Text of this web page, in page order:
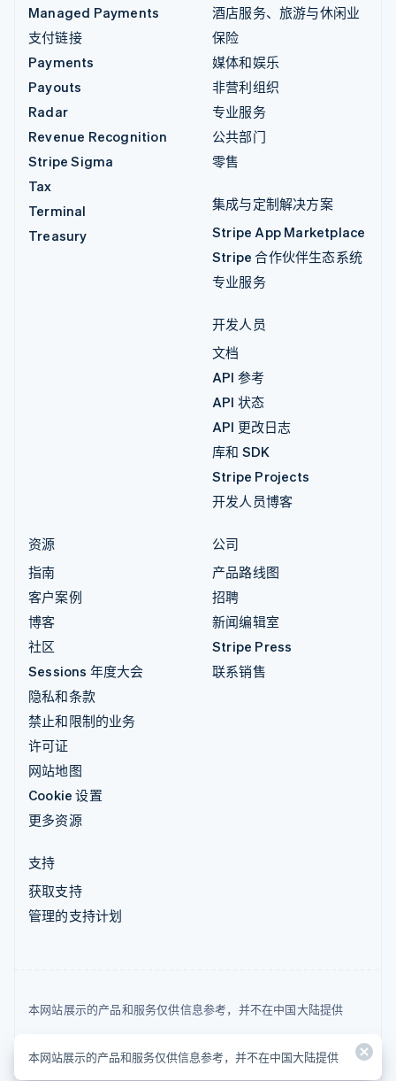
Managed Payments
支付链接
Payments
Payouts
Radar
Revenue Recognition
Stripe Sigma
Tax
Terminal
Treasury
酒店服务、旅游与休闲业
保险
媒体和娱乐
非营利组织
专业服务
公共部门
零售
集成与定制解决方案
Stripe App Marketplace
Stripe 合作伙伴生态系统
专业服务
开发人员
文档
API 参考
API 状态
API 更改日志
库和 SDK
Stripe Projects
开发人员博客
资源
指南
客户案例
博客
社区
Sessions 年度大会
隐私和条款
禁止和限制的业务
许可证
网站地图
Cookie 设置
更多资源
公司
产品路线图
招聘
新闻编辑室
Stripe Press
联系销售
支持
获取支持
管理的支持计划
本网站展示的产品和服务仅供信息参考，并不在中国大陆提供
© 2026 Stripe, LLC
本网站展示的产品和服务仅供信息参考，并不在中国大陆提供